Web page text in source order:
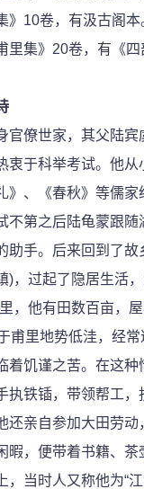
》10卷，有汲古阁
里集》20卷，有《
僚世家，其父陆宾
衷于科举考试。他从
》、《春秋》等儒家
不第之后陆龟蒙跟随
助手。后来回到了故
)，过起了隐居生活
，他有田数百亩，
甫里地势低洼，经
着饥谨之苦。在这种
执铁锸，带领帮工
还亲自参加大田劳动
暇，便带着书籍、
，当时人又称他为“